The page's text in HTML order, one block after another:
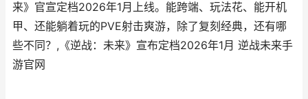
来》官宣定档2026年1月上线。能跨端、玩法花、能开机
甲、还能躺着玩的PVE射击爽游，除了复刻经典，还有哪
些不同？,《逆战：未来》宣布定档2026年1月 逆战未来手
游官网